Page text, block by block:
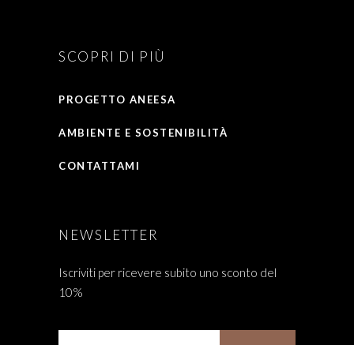
SCOPRI DI PIÙ
PROGETTO ANEESA
AMBIENTE E SOSTENIBILITÀ
CONTATTAMI
NEWSLETTER
Iscriviti per ricevere subito uno sconto del
10%